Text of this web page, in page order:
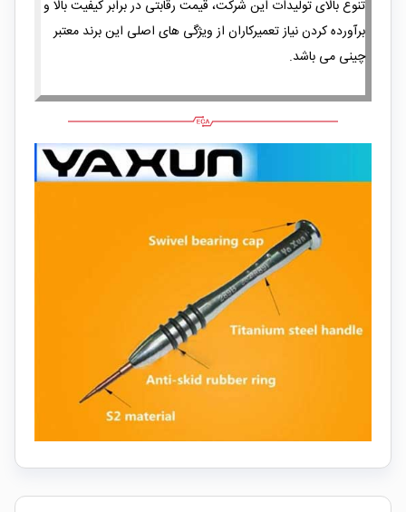
تنوع بالای تولیدات این شرکت، قیمت رقابتی در برابر کیفیت بالا و
برآورده کردن نیاز تعمیرکاران از ویژگی های اصلی این برند معتبر
چینی می باشد.